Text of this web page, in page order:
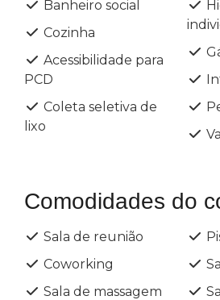
Banheiro social
Cozinha
Acessibilidade para
PCD
Coleta seletiva de
lixo
Comodidades do
Sala de reunião
Coworking
Sala de massagem